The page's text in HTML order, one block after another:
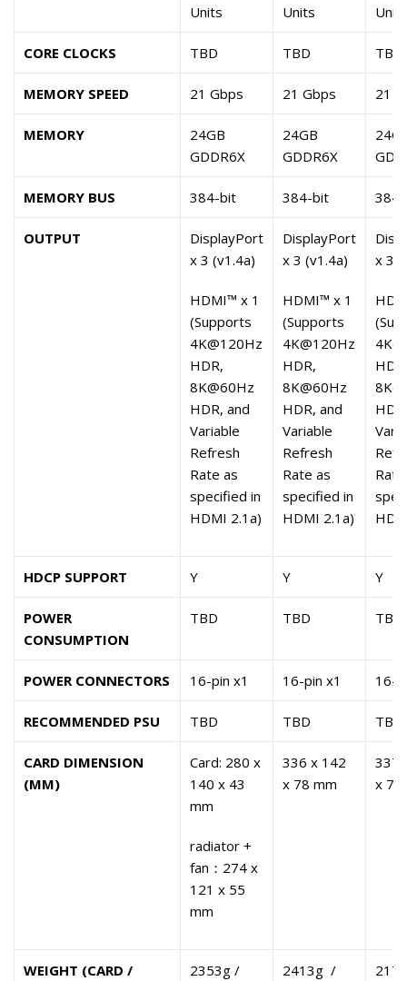
Units
Units
Units
CORE CLOCKS TBD TBD TBD
MEMORY SPEED 21 Gbps 21 Gbps 21
MEMORY
24GB
GDDR6X
24GB
GDDR6X
MEMORY BUS 384-bit 384-bit
OUTPUT
DisplayPort
x 3 (v1.4a)
HDMI™ x 1
(Supports
4K@120Hz
HDR,
8K@60Hz
HDR, and
Variable
Refresh
Rate as
specified in
HDMI 2.1a)
DisplayPort
x 3 (v1.4a)
HDMI™ x 1
(Supports
4K@120Hz
HDR,
8K@60Hz
HDR, and
Variable
Refresh
Rate as
specified in
HDMI 2.1a)
x 3
HDCP SUPPORT Y Y Y
POWER
CONSUMPTION
TBD TBD TBD
POWER CONNECTORS 16-pin x1 16-pin x1 16-
RECOMMENDED PSU TBD TBD TBD
CARD DIMENSION
(MM)
Card: 280 x
140 x 43
mm
radiator +
fan：274 x
121 x 55
mm
336 x 142
x 78 mm
337
x 77
WEIGHT (CARD /
2353g /
2413g /